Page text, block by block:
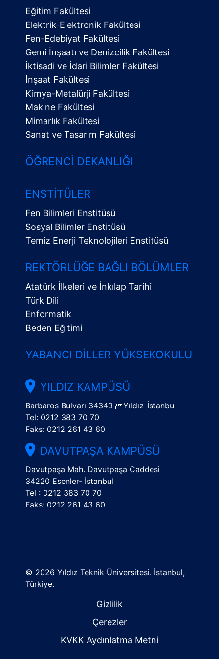
Menü
Eğitim Fakültesi
Elektrik-Elektronik Fakültesi
Fen-Edebiyat Fakültesi
Gemi İnşaatı ve Denizcilik Fakültesi
İktisadi ve İdari Bilimler Fakültesi
İnşaat Fakültesi
Kimya-Metalürji Fakültesi
Makine Fakültesi
Mimarlık Fakültesi
Sanat ve Tasarım Fakültesi
ÖĞRENCI DEKANLIĞI
ENSTITÜLER
Fen Bilimleri Enstitüsü
Sosyal Bilimler Enstitüsü
Temiz Enerji Teknolojileri Enstitüsü
REKTÖRLÜĞE BAĞLI BÖLÜMLER
Atatürk İlkeleri ve İnkılap Tarihi
Türk Dili
Enformatik
Beden Eğitimi
YABANCI DILLER YÜKSEKOKULU
YILDIZ KAMPÜSÜ
Barbaros Bulvarı 34349 Yıldız-İstanbul
Tel: 0212 383 70 70
Faks: 0212 261 43 60
DAVUTPAŞA KAMPÜSÜ
Davutpaşa Mah. Davutpaşa Caddesi
34220 Esenler- İstanbul
Tel : 0212 383 70 70
Faks: 0212 261 43 60
© 2026 Yıldız Teknik Üniversitesi. İstanbul,
Türkiye.
Gizlilik
Çerezler
KVKK Aydınlatma Metni